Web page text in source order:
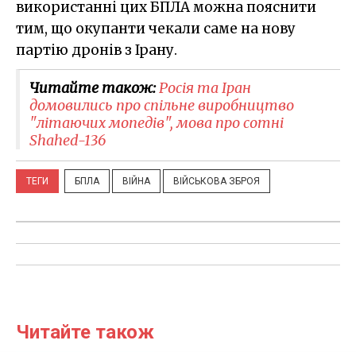
використанні цих БПЛА можна пояснити
тим, що окупанти чекали саме на нову
партію дронів з Ірану.
Читайте також:Росія та Іран
домовились про спільне виробництво
"літаючих мопедів", мова про сотні
Shahed-136
ТЕГИ БПЛА ВІЙНА ВІЙСЬКОВА ЗБРОЯ
Читайте також